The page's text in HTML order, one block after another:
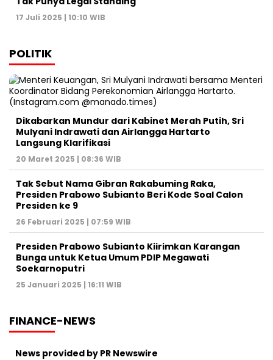
17 Juli 2025 | 10:10 WIB
POLITIK
Dikabarkan Mundur dari Kabinet Merah Putih, Sri
Mulyani Indrawati dan Airlangga Hartarto
Langsung Klarifikasi
20 Maret 2025 | 08:36 WIB
Tak Sebut Nama Gibran Rakabuming Raka,
Presiden Prabowo Subianto Beri Kode Soal Calon
Presiden ke 9
26 Februari 2025 | 07:59 WIB
Presiden Prabowo Subianto Kiirimkan Karangan
Bunga untuk Ketua Umum PDIP Megawati
Soekarnoputri
25 Januari 2025 | 16:11 WIB
FINANCE-NEWS
News provided by PR Newswire